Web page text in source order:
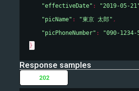
"effectiveDate" : "2019-05-
"picName" : "東京 太郎" ,
"picPhoneNumber" :
"090-1234-
}
Response samples
202